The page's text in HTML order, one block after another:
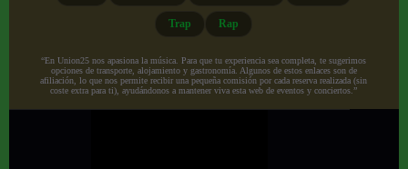
Trap Rap
“En Union25 nos apasiona la música. Para que tu experiencia sea completa, te sugerimos
opciones de transporte, alojamiento y gastronomía. Algunos de estos enlaces son de
afiliación, lo que nos permite recibir una pequeña comisión por cada reserva realizada (sin
coste extra para ti), ayudándonos a mantener viva esta web de eventos y conciertos.”